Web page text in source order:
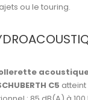
ou le touring.
C5 atteint